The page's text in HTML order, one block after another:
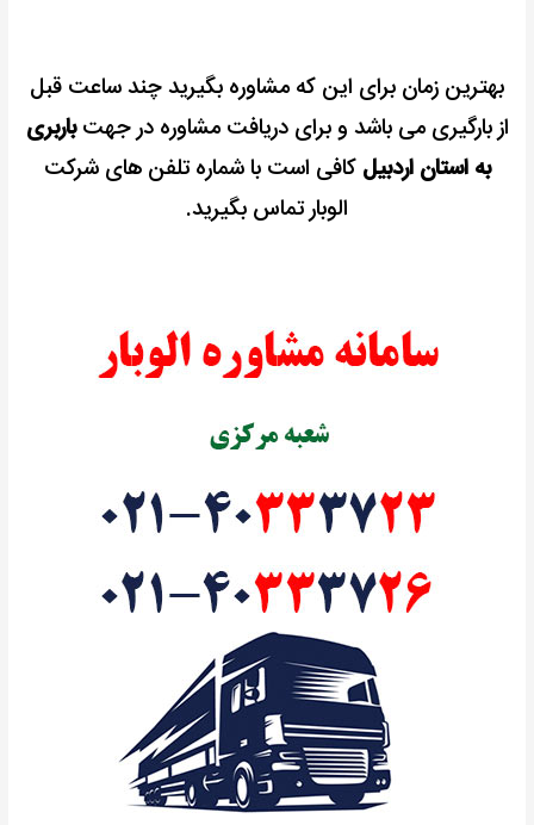
بهترین زمان برای این که مشاوره بگیرید چند ساعت قبل
از بارگیری می باشد و برای دریافت مشاوره در جهتباربری
به استان اردبیل کافی است با شماره تلفن های شرکت
الوبار تماس بگیرید.